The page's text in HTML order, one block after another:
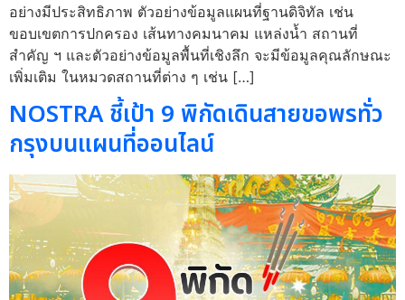
อย่างมีประสิทธิภาพ ตัวอย่างข้อมูลแผนที่ฐานดิจิทัล เช่น
ขอบเขตการปกครอง เส้นทางคมนาคม แหล่งน้ำ สถานที่
สำคัญ ฯ และตัวอย่างข้อมูลพื้นที่เชิงลึก จะมีข้อมูลคุณลักษณะ
เพิ่มเติม ในหมวดสถานที่ต่าง ๆ เช่น […]
NOSTRA ชี้เป้า 9 พิกัดเดินสายขอพรทั่ว
กรุงบนแผนที่ออนไลน์